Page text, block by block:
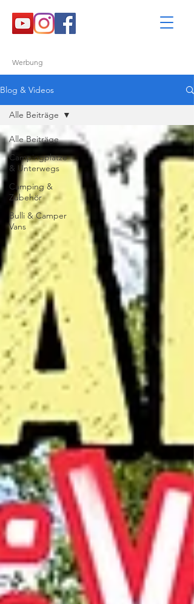
Werbung
Blog & Videos
Alle Beiträge
Campingplätze
& Unterwegs
Camping &
Zubehör
Bulli & Camper
Vans
Alle Beiträge